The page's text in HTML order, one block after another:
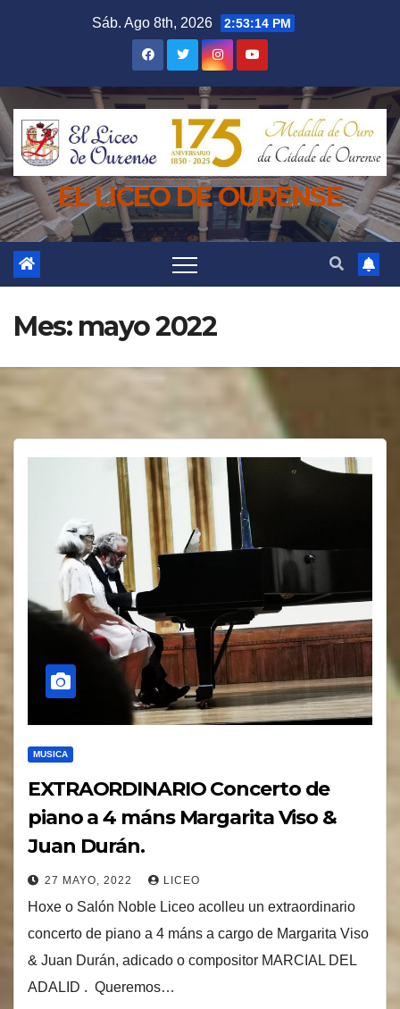
Sáb. Ago 8th, 2026 2:53:15 PM
EL LICEO DE OURENSE
Mes: mayo 2022
MUSICA
EXTRAORDINARIO Concerto de
piano a 4 máns Margarita Viso &
Juan Durán.
27 MAYO, 2022 LICEO
Hoxe o Salón Noble Liceo acolleu un extraordinario
concerto de piano a 4 máns a cargo de Margarita Viso
& Juan Durán, adicado o compositor MARCIAL DEL
ADALID . Queremos…